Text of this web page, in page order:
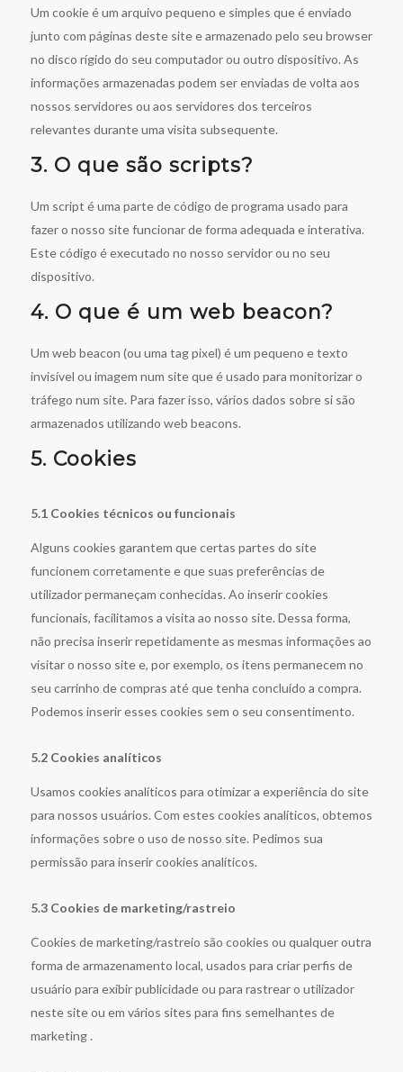
Um cookie é um arquivo pequeno e simples que é enviado
junto com páginas deste site e armazenado pelo seu browser
no disco rígido do seu computador ou outro dispositivo. As
informações armazenadas podem ser enviadas de volta aos
nossos servidores ou aos servidores dos terceiros
relevantes durante uma visita subsequente.
3. O que são scripts?
Um script é uma parte de código de programa usado para
fazer o nosso site funcionar de forma adequada e interativa.
Este código é executado no nosso servidor ou no seu
dispositivo.
4. O que é um web beacon?
Um web beacon (ou uma tag pixel) é um pequeno e texto
invisível ou imagem num site que é usado para monitorizar o
tráfego num site. Para fazer isso, vários dados sobre si são
armazenados utilizando web beacons.
5. Cookies
5.1 Cookies técnicos ou funcionais
Alguns cookies garantem que certas partes do site
funcionem corretamente e que suas preferências de
utilizador permaneçam conhecidas. Ao inserir cookies
funcionais, facilitamos a visita ao nosso site. Dessa forma,
não precisa inserir repetidamente as mesmas informações ao
visitar o nosso site e, por exemplo, os itens permanecem no
seu carrinho de compras até que tenha concluído a compra.
Podemos inserir esses cookies sem o seu consentimento.
5.2 Cookies analíticos
Usamos cookies analíticos para otimizar a experiência do site
para nossos usuários. Com estes cookies analíticos, obtemos
informações sobre o uso de nosso site. Pedimos sua
permissão para inserir cookies analíticos.
5.3 Cookies de marketing/rastreio
Cookies de marketing/rastreio são cookies ou qualquer outra
forma de armazenamento local, usados para criar perfis de
usuário para exibir publicidade ou para rastrear o utilizador
neste site ou em vários sites para fins semelhantes de
marketing .